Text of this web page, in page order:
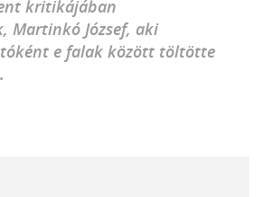
kritikájában
Martinkó József, aki
e falak között töltötte